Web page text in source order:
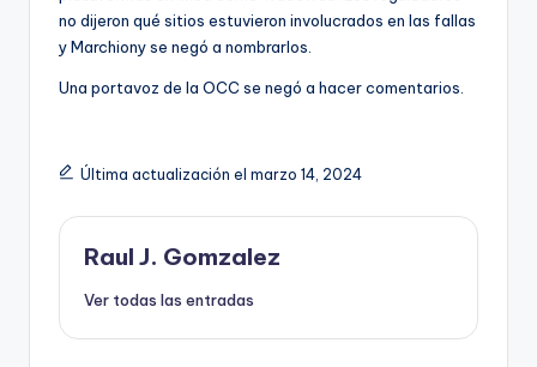
no dijeron qué sitios estuvieron involucrados en las fallas
y Marchiony se negó a nombrarlos.
Una portavoz de la OCC se negó a hacer comentarios.
Última actualización el marzo 14, 2024
Raul J. Gomzalez
Ver todas las entradas